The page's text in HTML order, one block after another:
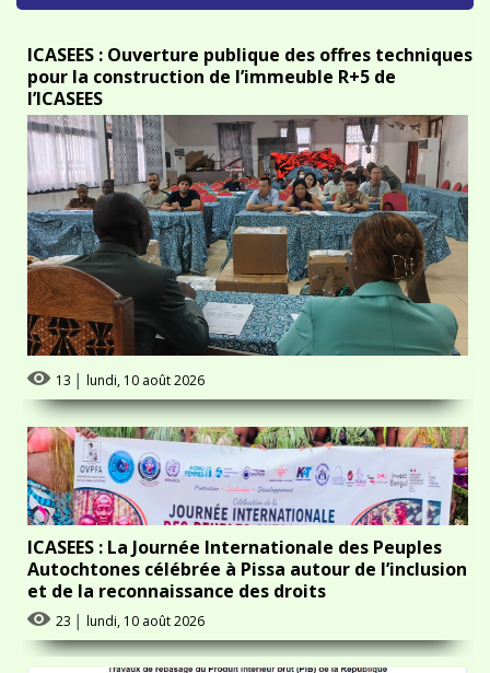
ICASEES : Ouverture publique des offres techniques
pour la construction de l’immeuble R+5 de
l’ICASEES
13 lundi, 10 août 2026
ICASEES : La Journée Internationale des Peuples
Autochtones célébrée à Pissa autour de l’inclusion
et de la reconnaissance des droits
23 lundi, 10 août 2026